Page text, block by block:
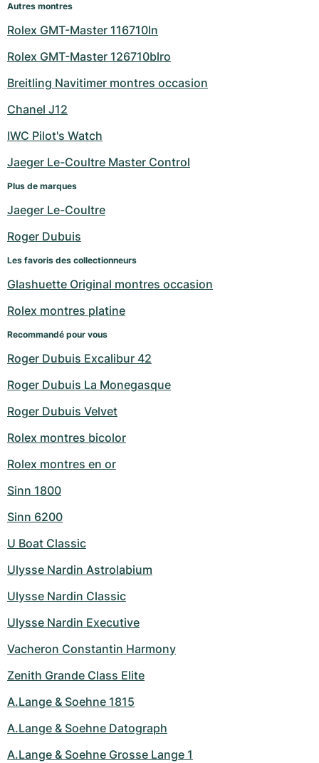
Autres montres
Rolex GMT-Master 116710ln
Rolex GMT-Master 126710blro
Breitling Navitimer montres occasion
Chanel J12
IWC Pilot's Watch
Jaeger Le-Coultre Master Control
Plus de marques
Jaeger Le-Coultre
Roger Dubuis
Les favoris des collectionneurs
Glashuette Original montres occasion
Rolex montres platine
Recommandé pour vous
Roger Dubuis Excalibur 42
Roger Dubuis La Monegasque
Roger Dubuis Velvet
Rolex montres bicolor
Rolex montres en or
Sinn 1800
Sinn 6200
U Boat Classic
Ulysse Nardin Astrolabium
Ulysse Nardin Classic
Ulysse Nardin Executive
Vacheron Constantin Harmony
Zenith Grande Class Elite
A.Lange & Soehne 1815
A.Lange & Soehne Datograph
A.Lange & Soehne Grosse Lange 1